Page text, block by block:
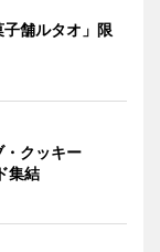
舗ルタオ」限
クッキー
集結